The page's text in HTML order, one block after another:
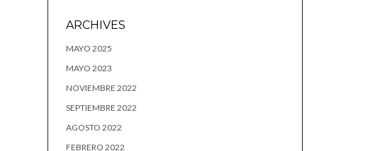
ARCHIVES
MAYO 2025
MAYO 2023
NOVIEMBRE 2022
SEPTIEMBRE 2022
AGOSTO 2022
FEBRERO 2022